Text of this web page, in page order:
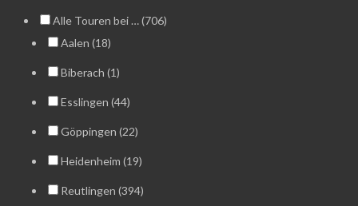
Alle Touren bei … (706)
Aalen (18)
Biberach (1)
Esslingen (44)
Göppingen (22)
Heidenheim (19)
Reutlingen (394)